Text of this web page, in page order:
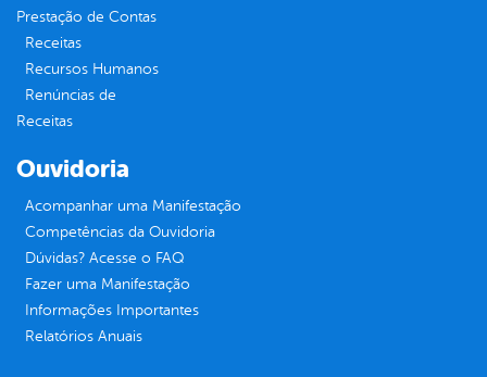
Prestação de Contas
Receitas
Recursos Humanos
Renúncias de
Receitas
Ouvidoria
Acompanhar uma Manifestação
Competências da Ouvidoria
Dúvidas? Acesse o FAQ
Fazer uma Manifestação
Informações Importantes
Relatórios Anuais